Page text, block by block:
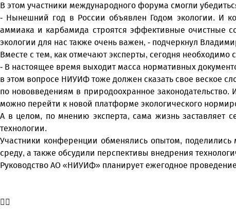
В этом участники международного форума смогли
- Нынешний год в России объявлен Годом экологии. И
аммиака и карбамида строятся эффективные очистные
экологии для нас также очень важен, - подчеркнул
Вместе с тем, как отмечают эксперты, сегодня
- В настоящее время выходит масса нормативных
в этом вопросе НИУИФ тоже должен сказать свое веское
по нововведениям в природоохранное
можно перейти к новой платформе экологического
А в целом, по мнению эксперта, сама жизнь заставляет
технологии.
Участники конференции обменялись опытом,
среду, а также обсудили перспективы внедрения
Руководство АО «НИУИФ» планирует ежегодное